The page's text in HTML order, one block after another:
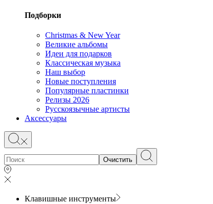
Подборки
Christmas & New Year
Великие альбомы
Идеи для подарков
Классическая музыка
Наш выбор
Новые поступления
Популярные пластинки
Релизы 2026
Русскоязычные артисты
Аксессуары
Очистить
Клавишные инструменты